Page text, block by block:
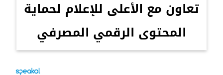
تعاون مع الأعلى للإعلام لحماية
المحتوى الرقمي المصرفي